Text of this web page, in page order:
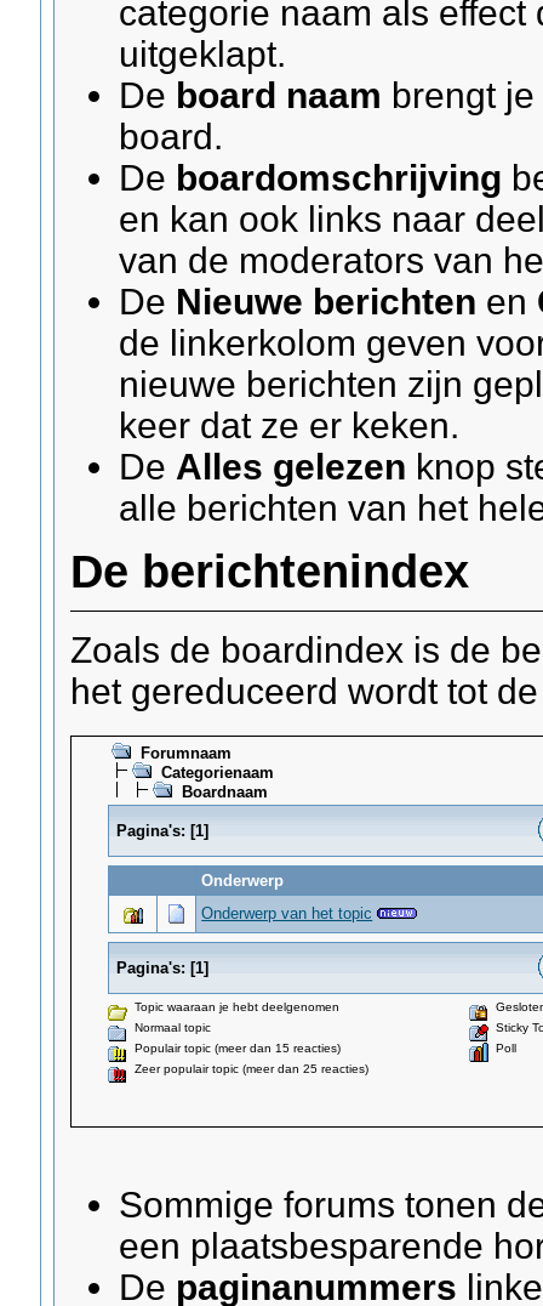
categorie naam als
uitgeklapt.
De board naam brengt
board.
De boardomschrijving
en kan ook links naar
van de moderators van
De Nieuwe berichten en
de linkerkolom geven
nieuwe berichten zijn
keer dat ze er keken.
De Alles gelezen knop
alle berichten van het
De berichtenindex
Zoals de boardindex is de
het gereduceerd wordt tot
Forumnaam
Categorienaam
Boardnaam
Pagina's: [1]
Onderwerp
Onderwerp van het topic
Pagina's: [1]
Topic waaraan je hebt deelgenomen
Normaal topic
Populair topic (meer dan 15 reacties)
Zeer populair topic (meer dan 25 reacties)
Sticky
Poll
Sommige forums tonen
een plaatsbesparende
De paginanummers